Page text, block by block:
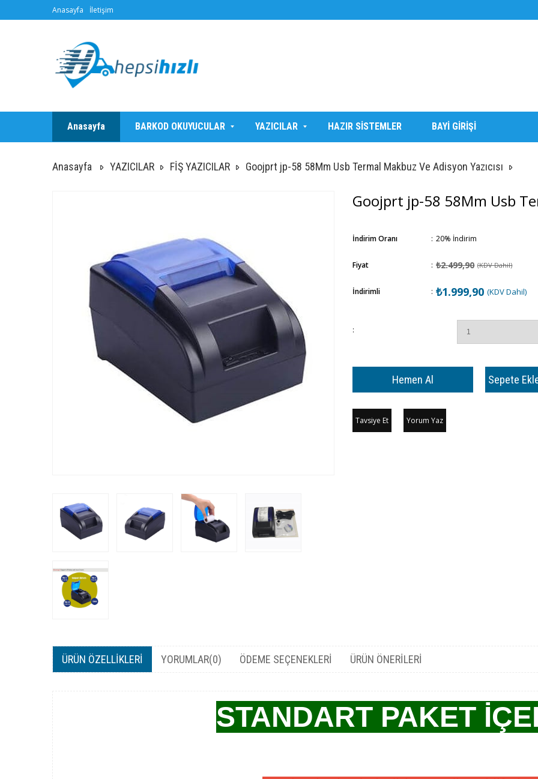
Anasayfa İletişim
Anasayfa BARKOD OKUYUCULAR YAZICILAR HAZIR SİSTEMLER BAYİ GİRİŞİ
Anasayfa YAZICILAR FİŞ YAZICILAR Goojprt jp-58 58Mm Usb Termal Makbuz Ve Adisyon Yazıcısı
Goojprt jp-58 58Mm Usb
İndirim Oranı : %
20 İndirim
Fiyat : ₺2.499,90 (KDV Dahil)
İndirimli : ₺1.999,90 (KDV Dahil)
:
Tavsiye Et Yorum Yaz
ÜRÜN ÖZELLIKLERI YORUMLAR(0) ÖDEME SEÇENEKLERI ÜRÜN ÖNERILERI
STANDART PAKET